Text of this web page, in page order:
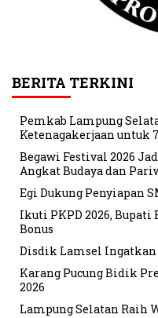
BERITA TERKINI
Pemkab Lampung
Ketenagakerjaan untuk
Begawi Festival 2026
Angkat Budaya dan
Egi Dukung Penyiapan
Ikuti PKPD 2026, Bupati
Bonus
Disdik Lamsel Ingatkan
Karang Pucung Bidik
2026
Lampung Selatan Raih